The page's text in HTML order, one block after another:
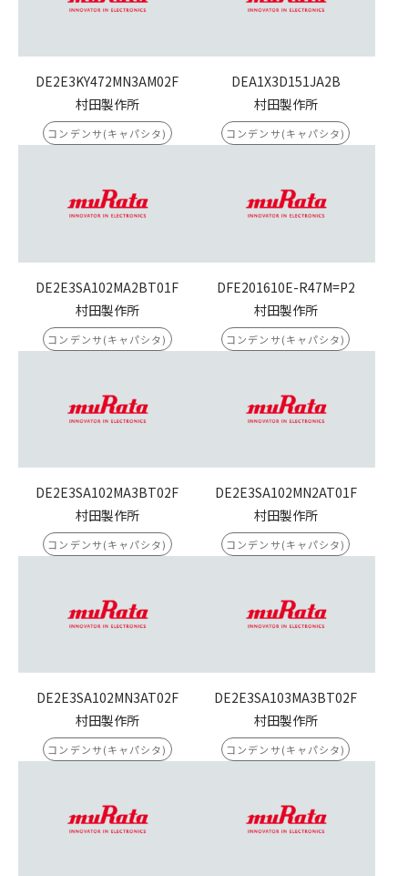
DE2E3KY472MN3AM02F
村田製作所
コンデンサ(キャパシタ)
DEA1X3D151JA2B
村田製作所
コンデンサ(キャパシタ)
DE2E3SA102MA2BT01F
村田製作所
コンデンサ(キャパシタ)
DFE201610E-R47M=P2
村田製作所
コンデンサ(キャパシタ)
DE2E3SA102MA3BT02F
村田製作所
コンデンサ(キャパシタ)
DE2E3SA102MN2AT01F
村田製作所
コンデンサ(キャパシタ)
DE2E3SA102MN3AT02F
村田製作所
コンデンサ(キャパシタ)
DE2E3SA103MA3BT02F
村田製作所
コンデンサ(キャパシタ)